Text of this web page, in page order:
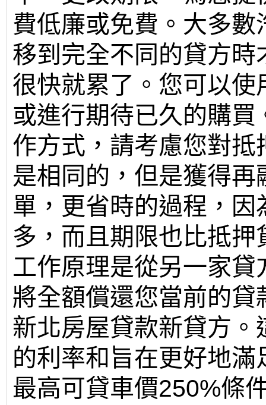
費低廉或免費。大多
移到完全不同的貸方
很快就累了。您可以
或進行期待已久的購
作方式，請考慮您對
是相同的，但是獲得
單，更省時的過程，
多，而且期限也比抵
工作原理是從另一家
將全額償還您當前的
新北房屋貸款新貸方
的利率和旨在更好地滿
最高可貸車價250%條